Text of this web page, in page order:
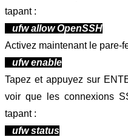
tapant :
ufw allow OpenSSH
Activez maintenant le pare-
ufw enable
Tapez et appuyez sur
voir que les connexions
tapant :
ufw status